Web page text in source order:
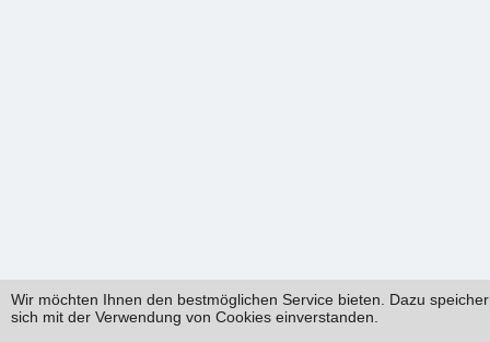
Wir möchten Ihnen den bestmöglichen Service bieten. Dazu
sich mit der Verwendung von Cookies einverstanden.